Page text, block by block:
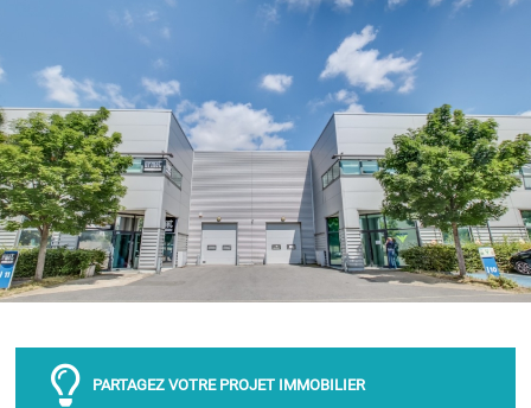
PARTAGEZ VOTRE PROJET IMMOBILIER